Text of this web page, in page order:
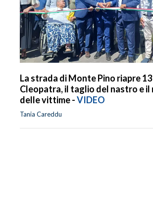
La strada di Monte Pino riapre
Cleopatra, il taglio del nastro e il
delle vittime -VIDEO
Tania Careddu